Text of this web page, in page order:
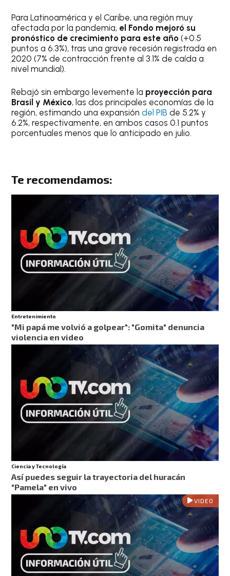
Para Latinoamérica y el Caribe, una región muy
afectada por la pandemia, el Fondo mejoró su
pronóstico de crecimiento para este año (+0.5
puntos a 6.3%), tras una grave recesión registrada en
2020 (7% de contracción frente al 3.1% de caída a
nivel mundial).
Rebajó sin embargo levemente la proyección para
Brasil y México, las dos principales economías de la
región, estimando una expansióndel PIB de 5.2% y
6.2%, respectivamente, en ambos casos 0.1 puntos
porcentuales menos que lo anticipado en julio.
Te recomendamos:
Entretenimiento
"Mi papá me volvió a golpear": "Gomita" denuncia
violencia en video
Ciencia y Tecnología
Así puedes seguir la trayectoria del huracán
"Pamela" en vivo
VIDEO